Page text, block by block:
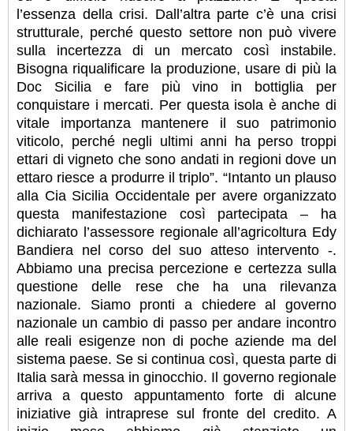
l’essenza della crisi. Dall’altra parte c’è una crisi
strutturale, perché questo settore non può vivere
sulla incertezza di un mercato così instabile.
Bisogna riqualificare la produzione, usare di più la
Doc Sicilia e fare più vino in bottiglia per
conquistare i mercati. Per questa isola è anche di
vitale importanza mantenere il suo patrimonio
viticolo, perché negli ultimi anni ha perso troppi
ettari di vigneto che sono andati in regioni dove un
ettaro riesce a produrre il triplo”. “Intanto un plauso
alla Cia Sicilia Occidentale per avere organizzato
questa manifestazione così partecipata – ha
dichiarato l’assessore regionale all’agricoltura Edy
Bandiera nel corso del suo atteso intervento -.
Abbiamo una precisa percezione e certezza sulla
questione delle rese che ha una rilevanza
nazionale. Siamo pronti a chiedere al governo
nazionale un cambio di passo per andare incontro
alle reali esigenze non di poche aziende ma del
sistema paese. Se si continua così, questa parte di
Italia sarà messa in ginocchio. Il governo regionale
arriva a questo appuntamento forte di alcune
iniziative già intraprese sul fronte del credito. A